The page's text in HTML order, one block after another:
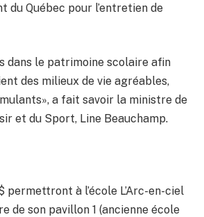
du Québec pour l’entretien de
dans le patrimoine scolaire afin
des milieux de vie agréables,
a fait savoir la ministre de
et du Sport, Line Beauchamp.
permettront à l’école L’Arc-en-ciel
de son pavillon 1 (ancienne école